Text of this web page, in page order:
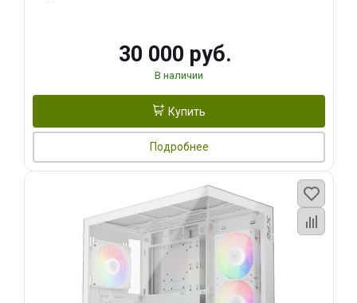
30 000 руб.
В наличии
Купить
Подробнее